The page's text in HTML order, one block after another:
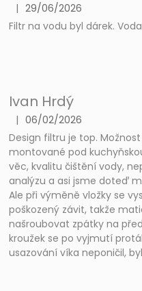
The product rating is 5 out
| 29/06/2026
Filtr na vodu byl dárek.
Ivan Hrdý
The product rating is 4 out
| 06/02/2026
Design filtru je top.
montované pod
věc, kvalitu čištění vody,
analýzu a asi jsme doteď
Ale při výměně vložky se
poškozený závit, takže
našroubovat zpátky na
kroužek se po vyjmutí
usazování víka neponičil,